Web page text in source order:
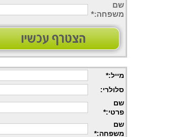
שם
משפחה:*
מייל:*
סלולרי:
שם
פרטי:*
שם
משפחה:*